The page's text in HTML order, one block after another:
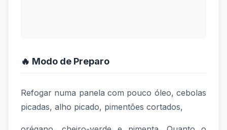
🔥 Modo de Preparo
Refogar numa panela com pouco óleo, cebolas
picadas, alho picado, pimentões cortados,